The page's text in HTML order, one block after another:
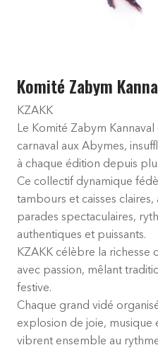
Komité Zabym
KZAKK
Le Komité Zabym
carnaval aux Abymes,
à chaque édition depuis
Ce collectif dynamique
tambours et caisses
parades spectaculaires,
authentiques et puissants.
KZAKK célèbre la
avec passion, mêlant
festive.
Chaque grand vidé
explosion de joie, musique
vibrent ensemble au